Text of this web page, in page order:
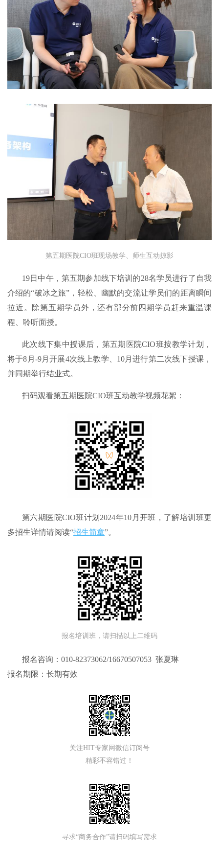
第五期医院CIO班现场教学、师生互动掠影
19日中午，第五期参加线下培训的28名学员进行了自我
介绍的“破冰之旅”，轻松、幽默的交流让学员们的距离瞬间
拉近。除第五期学员外，还有部分前四期学员赶来重温课
程、聆听面授。
此次线下集中授课后，第五期医院CIO班按教学计划，
将于8月-9月开展4次线上教学、10月进行第二次线下授课，
并同期举行结业式。
扫码观看第五期医院CIO班互动教学视频花絮：
第六期医院CIO班计划2024年10月开班，了解培训班更
多招生详情请阅读“招生简章”。
报名培训班，请扫描以上二维码
报名咨询：010-82373062/16670507053 张夏琳
报名期限：长期有效
关注HIT专家网微信订阅号
精彩不容错过！
寻求“商务合作”请扫码填写需求